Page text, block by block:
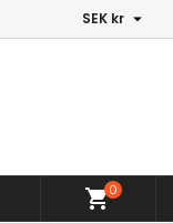
SEK kr 
shopping_cart0